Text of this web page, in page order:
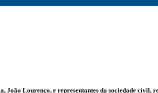
Lourenço, e representantes da sociedade civil,